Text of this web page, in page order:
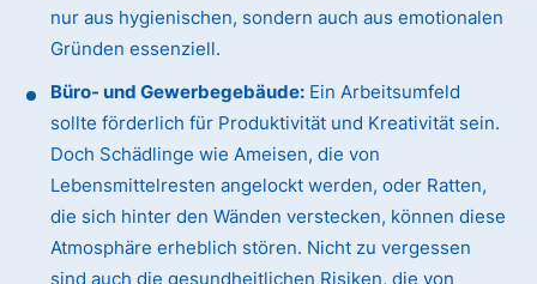
nur aus hygienischen, sondern auch aus emotionalen
Gründen essenziell.
Büro- und Gewerbegebäude: Ein Arbeitsumfeld
sollte förderlich für Produktivität und Kreativität sein.
Doch Schädlinge wie Ameisen, die von
Lebensmittelresten angelockt werden, oder Ratten,
die sich hinter den Wänden verstecken, können diese
Atmosphäre erheblich stören. Nicht zu vergessen
sind auch die gesundheitlichen Risiken, die von